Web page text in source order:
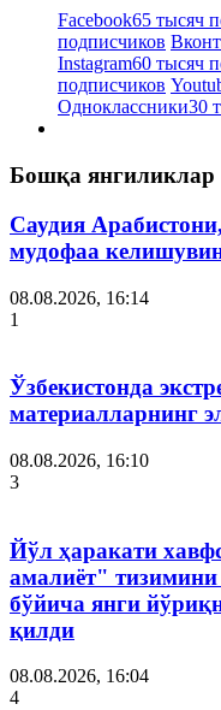
Facebook65 тысяч
подписчиков
Instagram60 тысяч
подписчиков
Одноклассники30
Бошқа янгиликлар
Саудия
мудофаа
08.08.2026, 16:14
1
Ўзбекистонда
материалларнинг
08.08.2026, 16:10
3
Йўл ҳаракати
амалиёт"
бўйича янги
қилди
08.08.2026, 16:04
4